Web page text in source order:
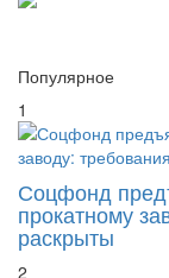
Популярное
1
Соцфонд
прокатному
раскрыты
2